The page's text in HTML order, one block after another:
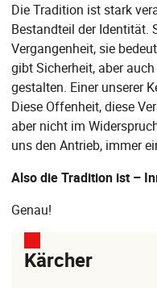
Die Tradition ist stark
Bestandteil der Identität.
Vergangenheit, sie
gibt Sicherheit, aber
gestalten. Einer unserer
Diese Offenheit, diese
aber nicht im
uns den Antrieb, immer
Also die Tradition ist –
Genau!
Kärcher